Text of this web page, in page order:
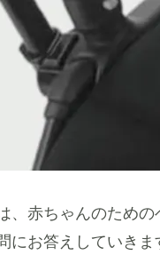
、赤ちゃんのため
にお答えしていきま